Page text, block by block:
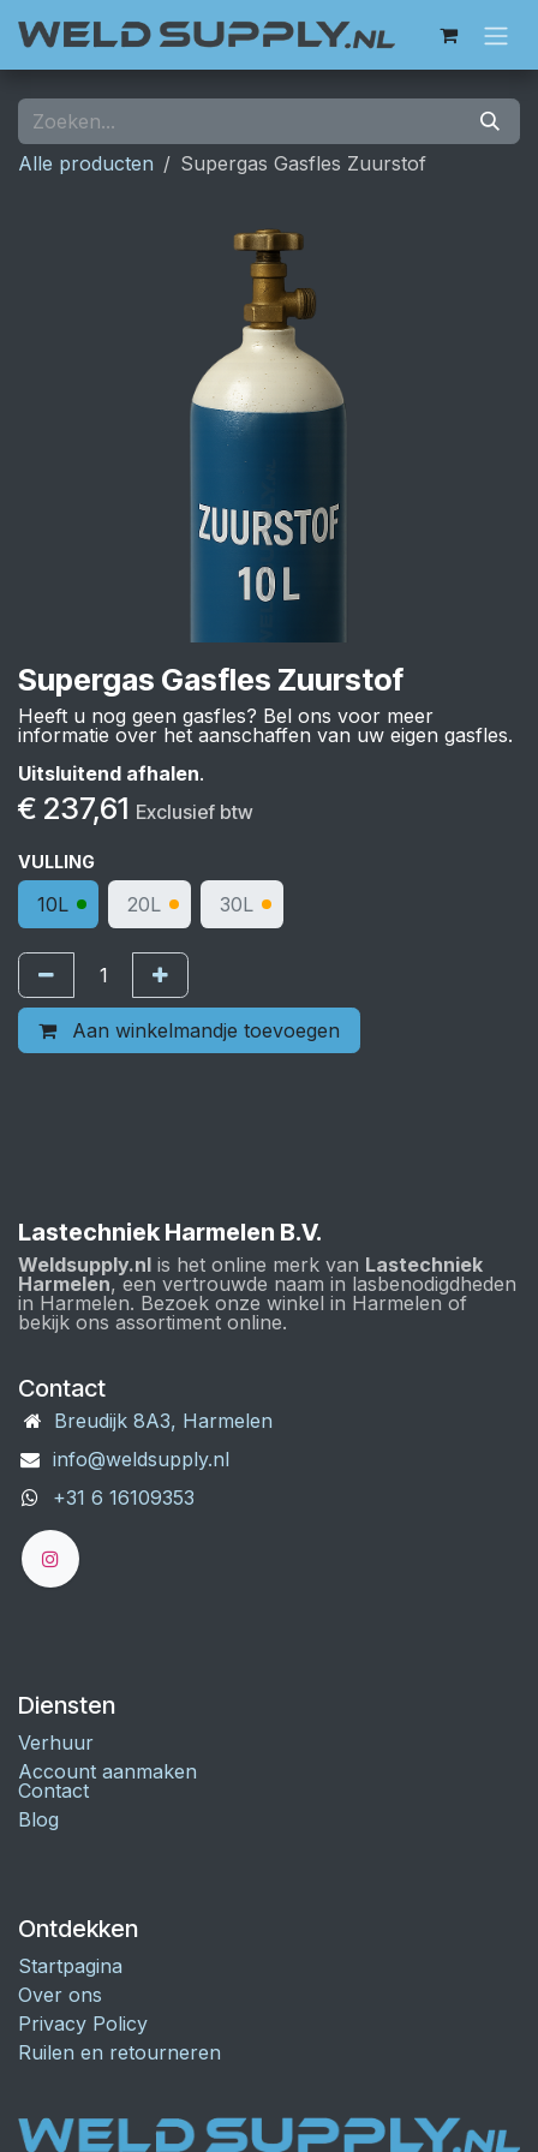
Alle producten Supergas Gasfles Zuurstof
Supergas Gasfles Zuurstof
Heeft u nog geen gasfles? Bel ons voor meer
informatie over het aanschaffen van uw eigen gasfles.
Uitsluitend afhalen.
€ 237,61 Exclusief btw
VULLING
10L 20L 30L
Aan winkelmandje toevoegen
Lastechniek Harmelen B.V.
Weldsupply.nl is het online merk van Lastechniek
Harmelen, een vertrouwde naam in lasbenodigdheden
in Harmelen. Bezoek onze winkel in Harmelen of
bekijk ons assortiment online.
Contact
Breudijk 8A3, Harmelen
info@weldsupply.nl
+31 6 16109353
Diensten
Verhuur
Account aanmaken
Contact
Blog
Ontdekken
Startpagina
Over ons
Privacy Policy
Ruilen en retourneren